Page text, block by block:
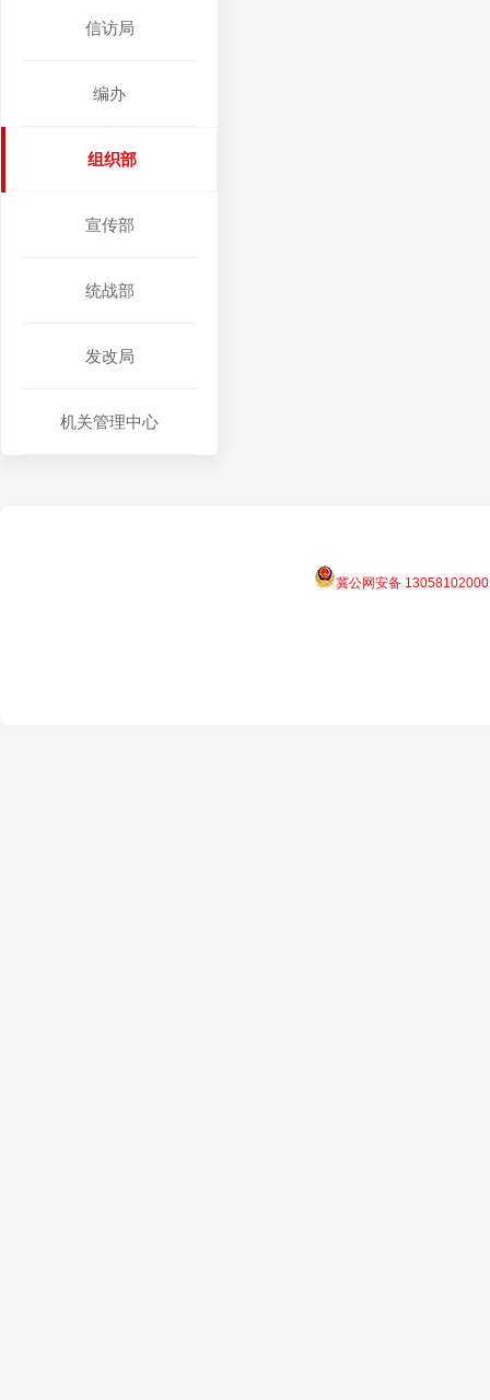
信访局
编办
组织部
宣传部
统战部
发改局
机关管理中心
冀公网安备